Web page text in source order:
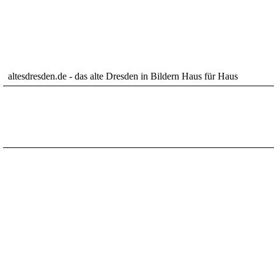
altesdresden.de - das alte Dresden in Bildern Haus für Haus